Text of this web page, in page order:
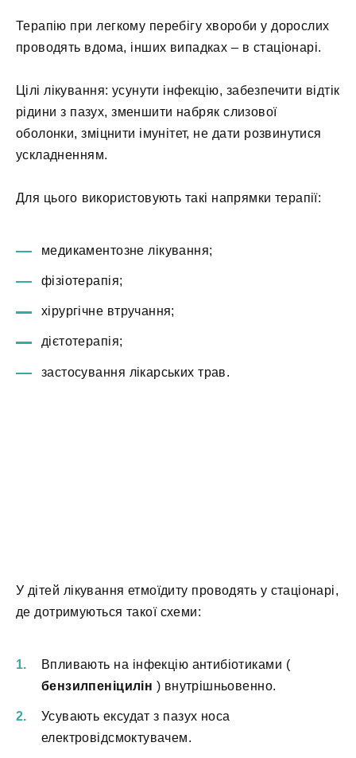
Терапію при легкому перебігу хвороби у дорослих
проводять вдома, інших випадках – в стаціонарі.
Цілі лікування: усунути інфекцію, забезпечити відтік
рідини з пазух, зменшити набряк слизової
оболонки, зміцнити імунітет, не дати розвинутися
ускладненням.
Для цього використовують такі напрямки терапії:
медикаментозне лікування;
фізіотерапія;
хірургічне втручання;
дієтотерапія;
застосування лікарських трав.
У дітей лікування етмоїдиту проводять у стаціонарі,
де дотримуються такої схеми:
Впливають на інфекцію антибіотиками (
бензилпеніцилін ) внутрішньовенно.
Усувають ексудат з пазух носа
електровідсмоктувачем.